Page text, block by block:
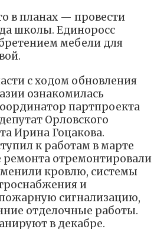
в планах — провести
школы. Единоросс
мебели для
с ходом обновления
ознакомилась
партпроекта
Орловского
Ирина Гоцакова.
к работам в марте
ремонта отремонтировали
кровлю, системы
и
сигнализацию,
отделочные работы.
в декабре.